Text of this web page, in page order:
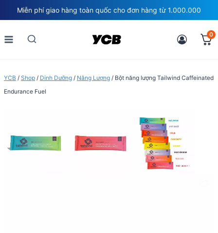
to
content
Miễn phí giao hàng toàn quốc cho đơn hàng từ 1.000.000
0
YCB / Shop / Dinh Dưỡng / Năng Lượng / Bột năng lượng Tailwind Caffeinated
Endurance Fuel